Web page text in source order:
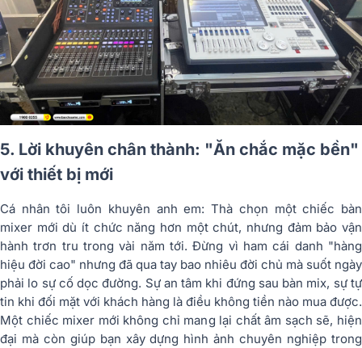
5. Lời khuyên chân thành: "Ăn chắc mặc bền"
với thiết bị mới
Cá nhân tôi luôn khuyên anh em: Thà chọn một chiếc bàn
mixer mới dù ít chức năng hơn một chút, nhưng đảm bảo vận
hành trơn tru trong vài năm tới. Đừng vì ham cái danh "hàng
hiệu đời cao" nhưng đã qua tay bao nhiêu đời chủ mà suốt ngày
phải lo sự cố dọc đường. Sự an tâm khi đứng sau bàn mix, sự tự
tin khi đối mặt với khách hàng là điều không tiền nào mua được.
Một chiếc mixer mới không chỉ mang lại chất âm sạch sẽ, hiện
đại mà còn giúp bạn xây dựng hình ảnh chuyên nghiệp trong